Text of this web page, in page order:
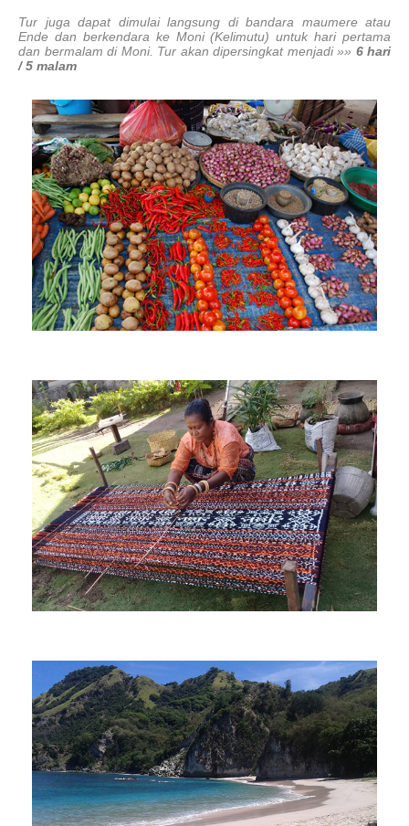
Tur juga dapat dimulai langsung di bandara maumere atau
Ende dan berkendara ke Moni (Kelimutu) untuk hari pertama
dan bermalam di Moni. Tur akan dipersingkat menjadi »» 6 hari
/ 5 malam